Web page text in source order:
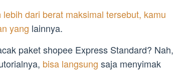
lebih dari berat maksimal tersebut, kamu
yang lainnya.
paket shopee Express Standard? Nah,
bisa langsung saja menyimak